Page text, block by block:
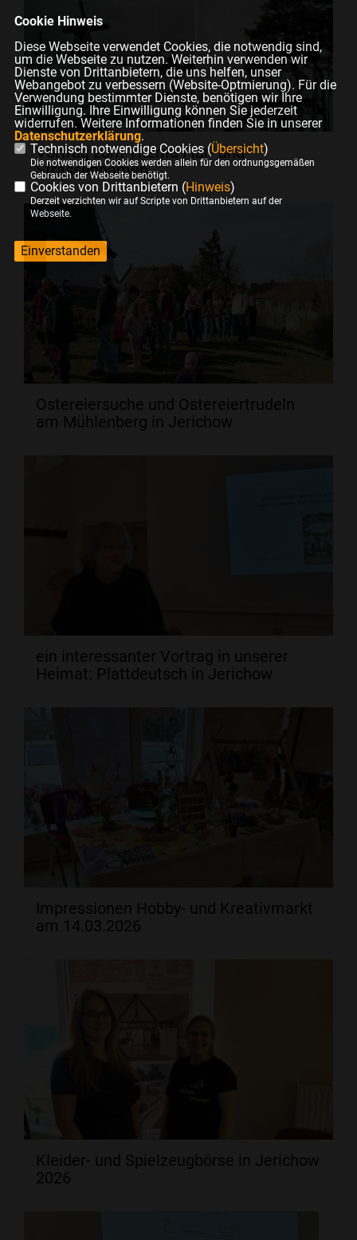
Vortrag zum Thema Flur- und
Strassennamen
Ostereiersuche und Ostereiertrudeln
am Mühlenberg in Jerichow
ein interessanter Vortrag in unserer
Heimat: Plattdeutsch in Jerichow
Impressionen Hobby- und Kreativmarkt
am 14.03.2026
Kleider- und Spielzeugbörse in Jerichow
2026
Cookie Hinweis
Diese Webseite verwendet Cookies, die notwendig sind,
um die Webseite zu nutzen. Weiterhin verwenden wir
Dienste von Drittanbietern, die uns helfen, unser
Webangebot zu verbessern (Website-Optmierung). Für die
Verwendung bestimmter Dienste, benötigen wir Ihre
Einwilligung. Ihre Einwilligung können Sie jederzeit
widerrufen. Weitere Informationen finden Sie in unserer
Datenschutzerklärung.
Technisch notwendige Cookies (Übersicht)
Die notwendigen Cookies werden allein für den ordnungsgemäßen
Gebrauch der Webseite benötigt.
Cookies von Drittanbietern (Hinweis)
Derzeit verzichten wir auf Scripte von Drittanbietern auf der
Webseite.
Einverstanden